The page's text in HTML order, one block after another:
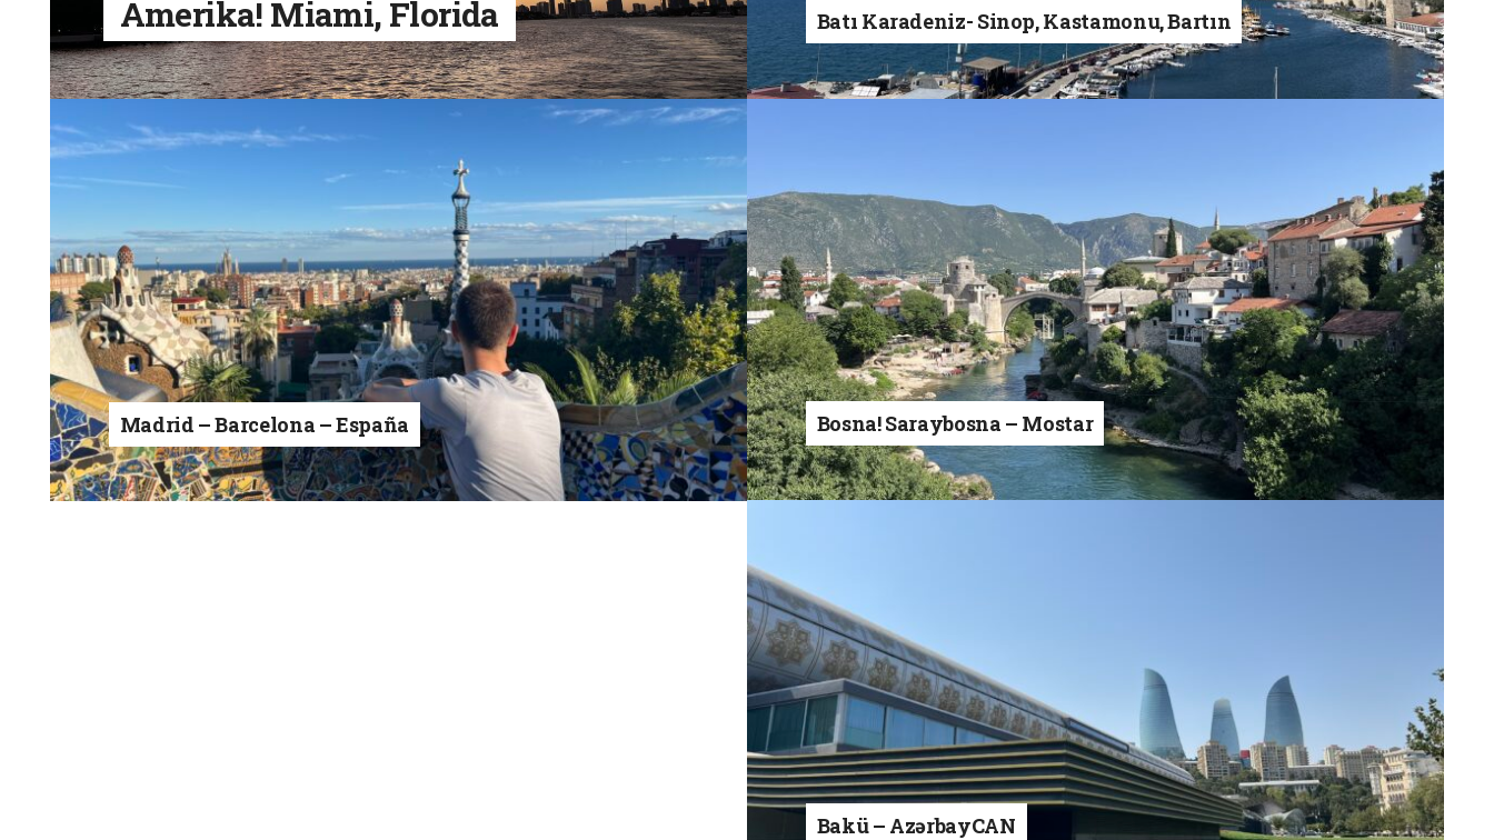
Amerika! Miami, Florida Batı Karadeniz- Sinop, Kastamonu, Bartın
Bosna! Saraybosna – Mostar
Madrid – Barcelona – España
Bakü – AzərbayCAN